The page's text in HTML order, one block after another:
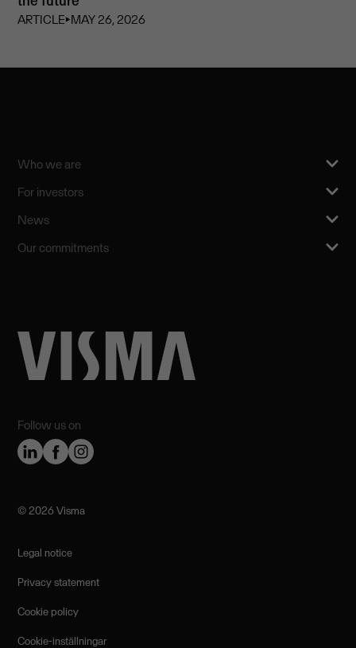
ARTICLE⏵MAY 26, 2026
Follow us on
Who we are
For investors
News
Our commitments
©️ 2026 Visma
Legal notice
Privacy statement
Cookie policy
Cookie-inställningar